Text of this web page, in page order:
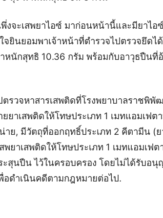
งจะเสพยาไอซ์ มาก่อนหน้านี้และมียาไอ
จยินยอมพาเจ้าหน้าที่ตำรวจไปตรวจยึดไ
นักสุทธิ 10.36 กรัม พร้อมกับอาวุธปืนที่อ้
รวจหาสารเสพติดที่โรงพยาบาลราชพิพั
าเสพติดให้โทษประเภท 1 เมทแอมเฟต
ย, มีวัตถุที่ออกฤทธิ์ประเภท 2 คีตามีน (ย
ยาเสพติดให้โทษประเภท 1 เมทแอมเฟ
สุนปืน ไว้ในครอบครอง โดยไม่ได้รับอนุ
อดำเนินคดีตามกฎหมายต่อไป.